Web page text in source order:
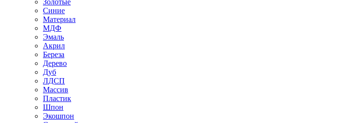
Синие
Материал
МДФ
Эмаль
Акрил
Береза
Дерево
Дуб
ЛДСП
Массив
Пластик
Шпон
Экошпон